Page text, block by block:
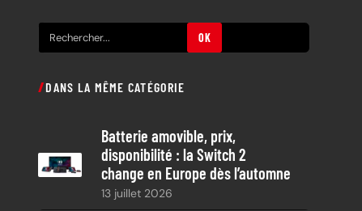
e
h
c
h
OK
DANS LA MÊME CATÉGORIE
Batterie amovible, prix,
disponibilité : la Switch 2
change en Europe dès l’automne
13 juillet 2026